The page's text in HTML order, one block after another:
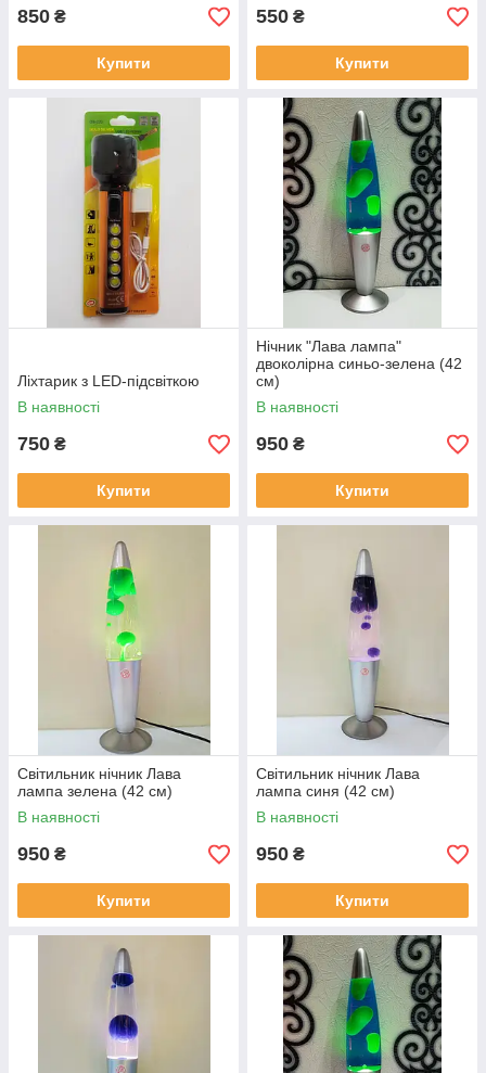
850 ₴
Купити
550 ₴
Купити
Ліхтарик з LED-підсвіткою
В наявності
750 ₴
Купити
Нічник "Лава лампа"
двоколірна синьо-зелена (42
см)
В наявності
950 ₴
Купити
Світильник нічник Лава
лампа зелена (42 см)
В наявності
950 ₴
Купити
Світильник нічник Лава
лампа синя (42 см)
В наявності
950 ₴
Купити